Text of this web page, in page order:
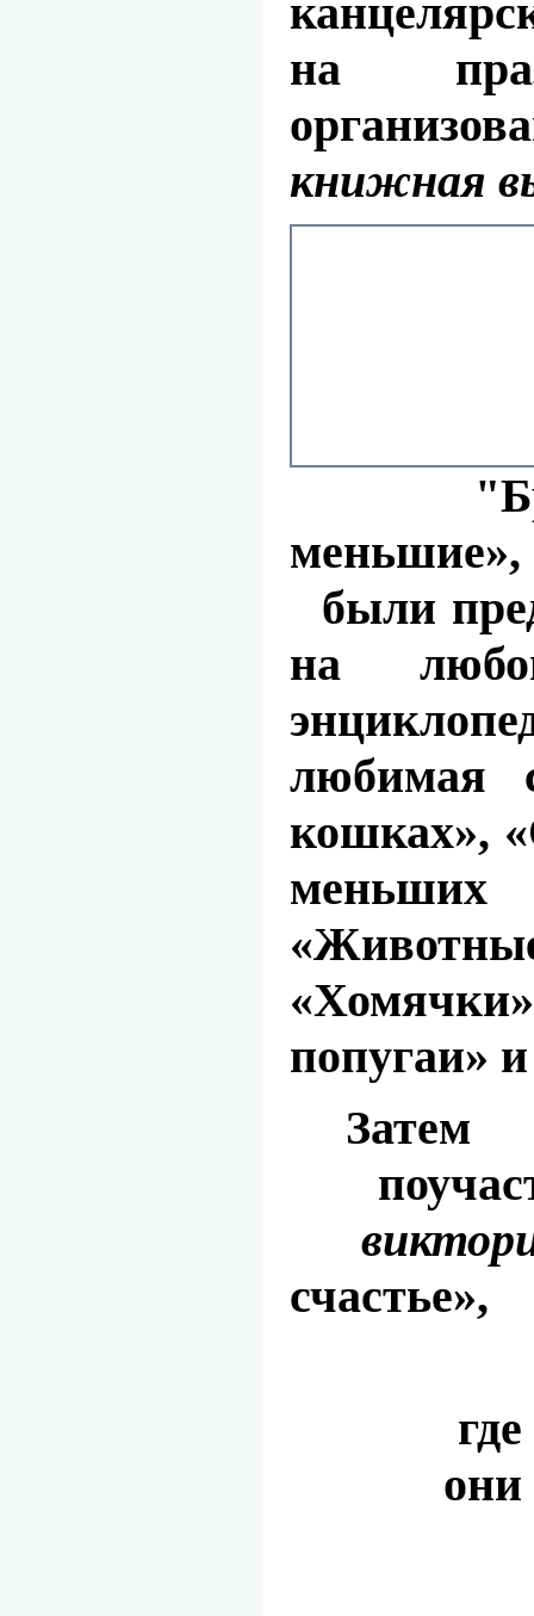
на
книжная
"
меньшие
были
на
любимая
кошках»,
попугаи»
счастье»,
где
они